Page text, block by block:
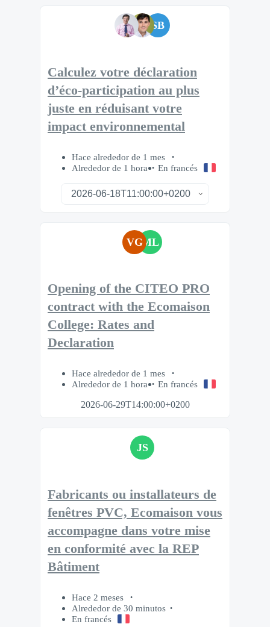
SB
Calculez votre déclaration
d’éco-participation au plus
juste en réduisant votre
impact environnemental
Hace alrededor de 1 mes
Alrededor de 1 hora
En francés
VGML
Opening of the CITEO PRO
contract with the Ecomaison
College: Rates and
Declaration
Hace alrededor de 1 mes
Alrededor de 1 hora
En francés
2026-06-29T14:00:00+0200
JS
Fabricants ou installateurs de
fenêtres PVC, Ecomaison vous
accompagne dans votre mise
en conformité avec la REP
Bâtiment
Hace 2 meses
Alrededor de 30 minutos
En francés